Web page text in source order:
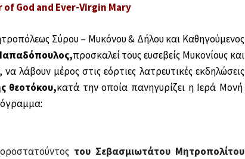
God and Ever-Virgin Mary
Σύρου – Μυκόνου & Δήλου και Καθηγούμενος
προσκαλεί τους ευσεβείς Μυκονίους και
λάβουν μέρος στις εόρτιες λατρευτικές εκδηλώσεις
θεοτόκου,κατά την οποία πανηγυρίζει η Ιερά Μονή
του Σεβασμιωτάτου Μητροπολίτου